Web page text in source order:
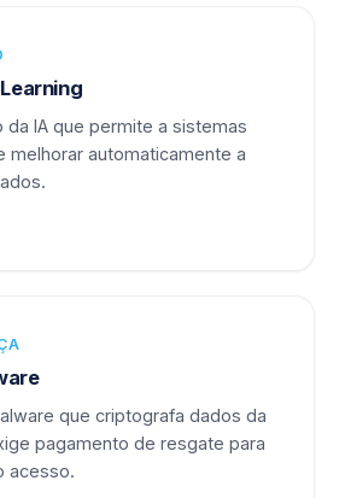
da IA que permite a sistemas
melhorar automaticamente a
que criptografa dados da
pagamento de resgate para
acesso.